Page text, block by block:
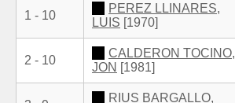
1 - 10
PEREZ LLINARES,
LUIS [1970]
2 - 10
CALDERON TOCINO,
JON [1981]
RIUS BARGALLO,